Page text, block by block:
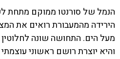
הנמל של סורנטו ממוקם מתחת
הירידה מהמעבורת רואים את
מעל הים. התחושה שונה
והיא יוצרת רושם ראשוני